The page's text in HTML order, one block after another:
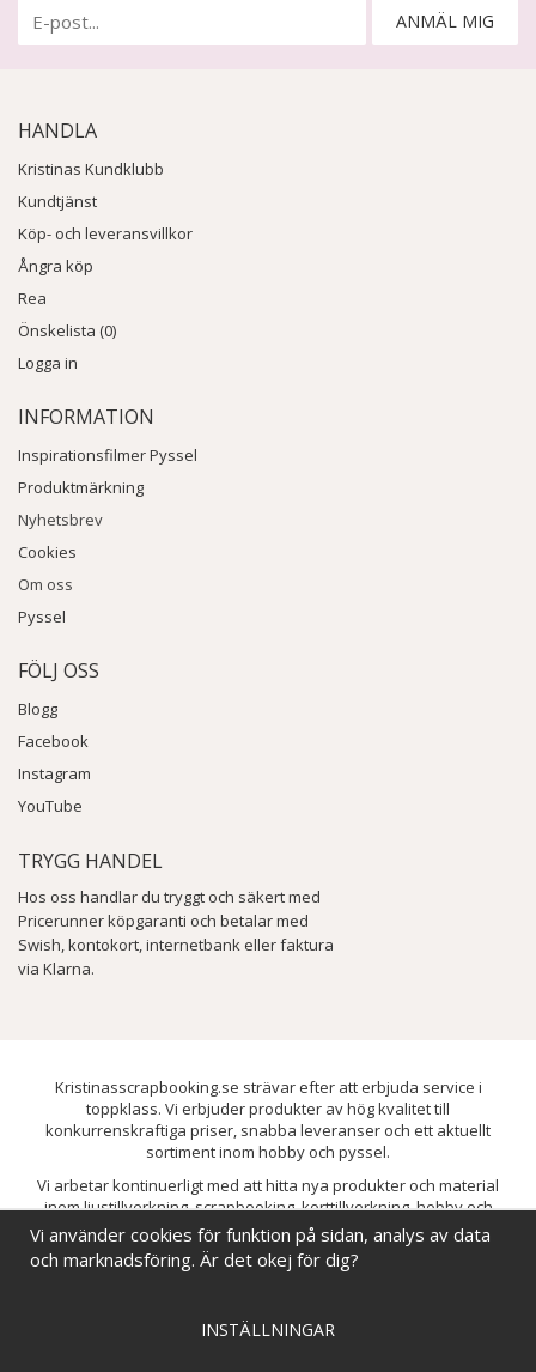
ANMÄL MIG
HANDLA
Kristinas Kundklubb
Kundtjänst
Köp- och leveransvillkor
Ångra köp
Rea
Önskelista (0)
Logga in
INFORMATION
Inspirationsfilmer Pyssel
Produktmärkning
Nyhetsbrev
Cookies
Om oss
Pyssel
FÖLJ OSS
Blogg
Facebook
Instagram
YouTube
TRYGG HANDEL
Hos oss handlar du tryggt och säkert med
Pricerunner köpgaranti och betalar med
Swish, kontokort, internetbank eller faktura
via Klarna.
Kristinasscrapbooking.se strävar efter att erbjuda service i
toppklass. Vi erbjuder produkter av hög kvalitet till
konkurrenskraftiga priser, snabba leveranser och ett aktuellt
sortiment inom hobby och pyssel.
Vi arbetar kontinuerligt med att hitta nya produkter och material
inom ljustillverkning, scrapbooking, korttillverkning, hobby och
pyssel. Målet är att bredda sortimentet och löpande förbättra och
utveckla vårt utbud, så att du alltid kan hitta det du behöver hos oss.
Vi använder cookies för funktion på sidan, analys av data
och marknadsföring. Är det okej för dig?
INSTÄLLNINGAR